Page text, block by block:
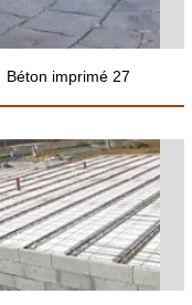
Béton imprimé 27